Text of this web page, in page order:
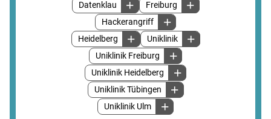
Datenklau
Freiburg
Hackerangriff
Heidelberg
Uniklinik
Uniklinik Freiburg
Uniklinik Heidelberg
Uniklinik Tübingen
Uniklinik Ulm